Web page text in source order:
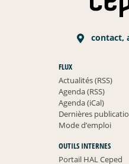
contact,
FLUX
Actualités (RSS)
Agenda (RSS)
Agenda (iCal)
Dernières
Mode d’emploi
OUTILS INTERNES
Portail HAL Ceped